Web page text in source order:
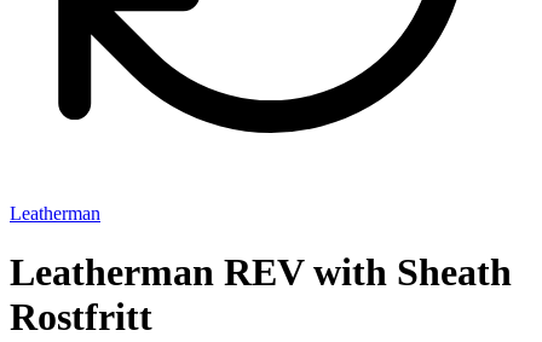
Leatherman
Leatherman REV with Sheath
Rostfritt